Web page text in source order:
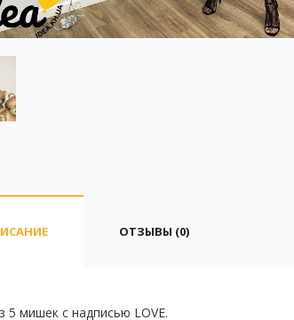
ОТЗЫВЫ (0)
5 мишек с надписью LOVE.